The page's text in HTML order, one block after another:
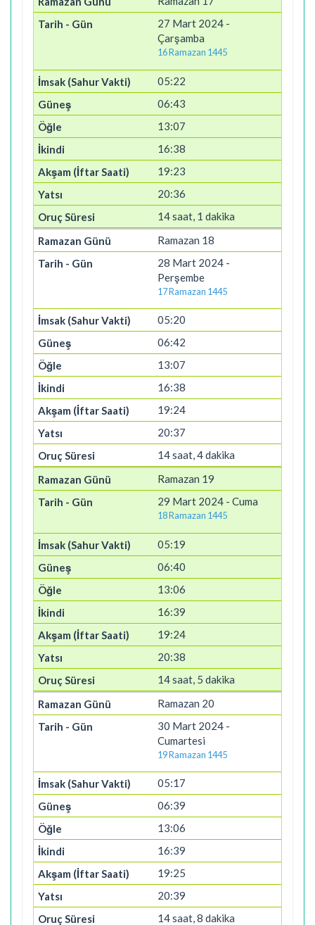
27 Mart 2024 -
Çarşamba
16 Ramazan 1445
05:22
06:43
13:07
16:38
19:23
20:36
14 saat, 1 dakika
Ramazan 18
28 Mart 2024 -
Perşembe
17 Ramazan 1445
05:20
06:42
13:07
16:38
19:24
20:37
14 saat, 4 dakika
Ramazan 19
29 Mart 2024 - Cuma
18 Ramazan 1445
05:19
06:40
13:06
16:39
19:24
20:38
14 saat, 5 dakika
Ramazan 20
30 Mart 2024 -
Cumartesi
19 Ramazan 1445
05:17
06:39
13:06
16:39
19:25
20:39
14 saat, 8 dakika